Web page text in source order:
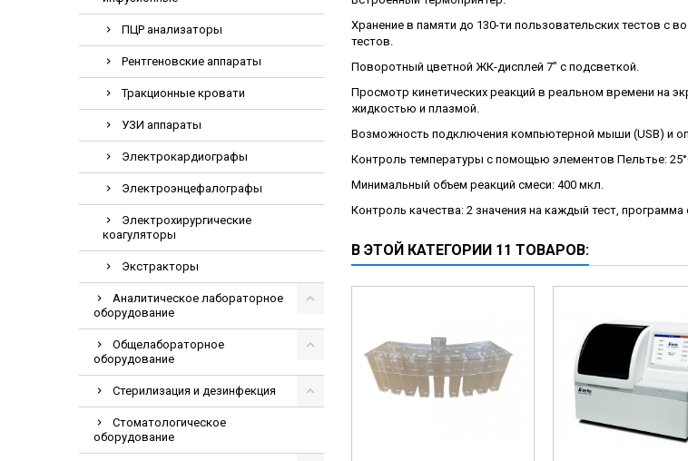
ПЦР анализаторы
Рентгеновские аппараты
Тракционные кровати
УЗИ аппараты
Электрокардиографы
Электроэнцефалографы
Электрохирургические
коагуляторы
Экстракторы
Аналитическое лабораторное
оборудование
Общелабораторное
оборудование
Стерилизация и дезинфекция
Стоматологическое
оборудование
Хранение в памяти до 130-ти пользовательских тестов с
тестов.
Поворотный цветной ЖК-дисплей 7” с подсветкой.
Просмотр кинетических реакций в реальном времени на
жидкостью и плазмой.
Возможность подключения компьютерной мыши (USB) и
Контроль температуры с помощью элементов Пельтье:
Минимальный объем реакций смеси: 400 мкл.
Контроль качества: 2 значения на каждый тест,
В ЭТОЙ КАТЕГОРИИ 11 ТОВАРОВ: